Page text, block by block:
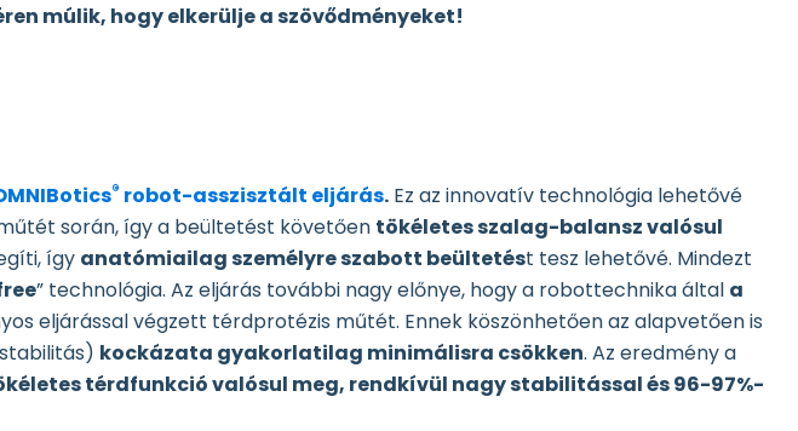
múlik, hogy elkerülje a szövődményeket!
® robot-asszisztált eljárás. Ez az innovatív technológia lehetővé
során, így a beültetést követően tökéletes szalag-balansz valósul
így anatómiailag személyre szabott beültetést tesz lehetővé. Mindezt
” technológia. Az eljárás további nagy előnye, hogy a robottechnika által a
eljárással végzett térdprotézis műtét. Ennek köszönhetően az alapvetően is
kockázata gyakorlatilag minimálisra csökken. Az eredmény a
térdfunkció valósul meg, rendkívül nagy stabilitással és 96-97%-